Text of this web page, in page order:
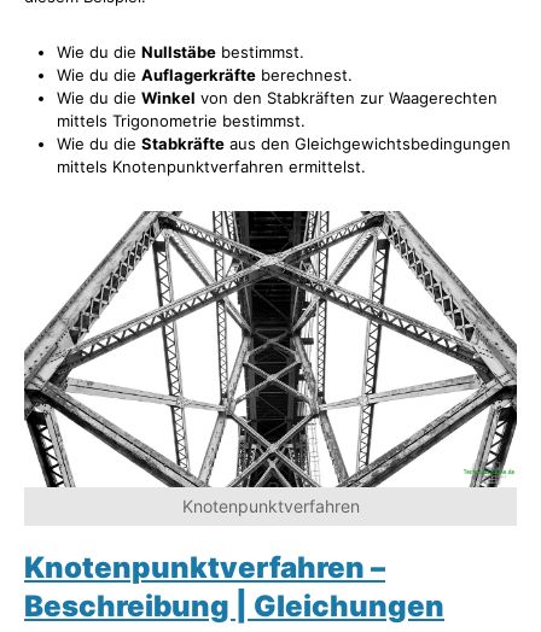
Wie du die Nullstäbe bestimmst.
Wie du die Auflagerkräfte berechnest.
Wie du die Winkel von den Stabkräften zur Waagerechten
mittels Trigonometrie bestimmst.
Wie du die Stabkräfte aus den Gleichgewichtsbedingungen
mittels Knotenpunktverfahren ermittelst.
Knotenpunktverfahren
Knotenpunktverfahren –
Beschreibung | Gleichungen